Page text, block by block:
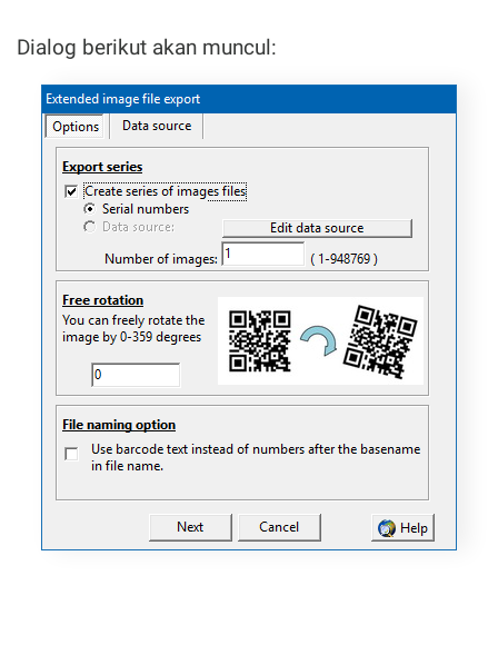
Dialog berikut akan muncul: